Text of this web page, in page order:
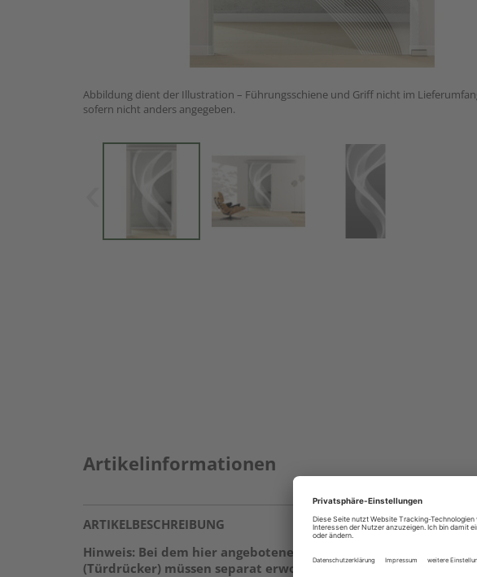
Abbildung dient der Illustration – Führungsschiene und Griff nicht im
sofern nicht anders angegeben.
Artikelinformationen
ARTIKELBESCHREIBUNG
Hinweis: Bei dem hier angebotenen Produkt handelt es sich
(Türdrücker) müssen separat erworben werden, sofern nicht